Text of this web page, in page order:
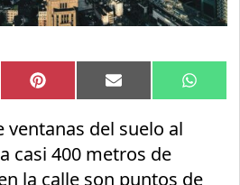
Compartir
en
Pinterest Compartir
en
Email
en
ventanas del suelo al
casi 400 metros de
la calle son puntos de